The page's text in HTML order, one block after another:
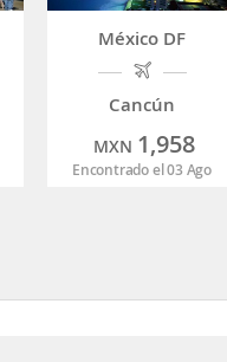
México DF
Cancún
MXN 1,958
Encontrado el 03 Ago